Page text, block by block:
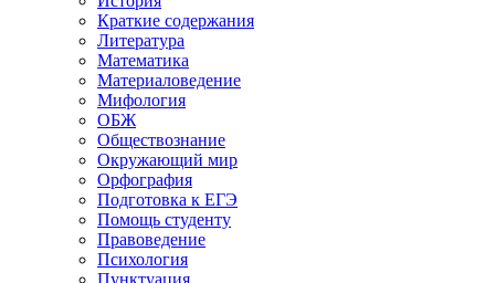
Краткие содержания
Литература
Математика
Материаловедение
Мифология
ОБЖ
Обществознание
Окружающий мир
Орфография
Подготовка к ЕГЭ
Помощь студенту
Правоведение
Психология
Пунктуация